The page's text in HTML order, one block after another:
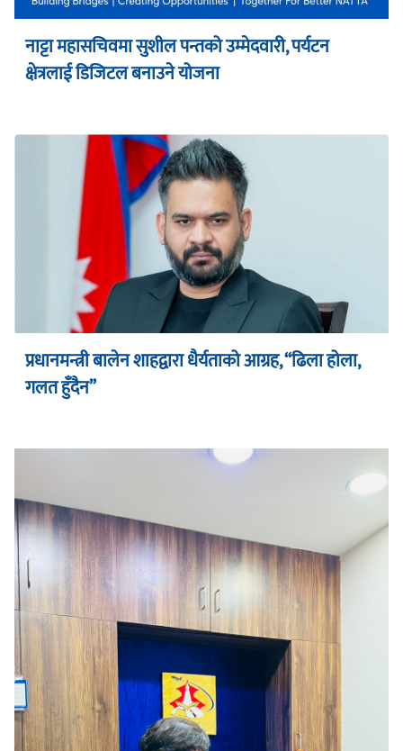
नाट्टा महासचिवमा सुशील पन्तको उम्मेदवारी, पर्यटन
क्षेत्रलाई डिजिटल बनाउने योजना
प्रधानमन्त्री बालेन शाहद्वारा धैर्यताको आग्रह, “ढिला होला,
गलत हुँदैन”